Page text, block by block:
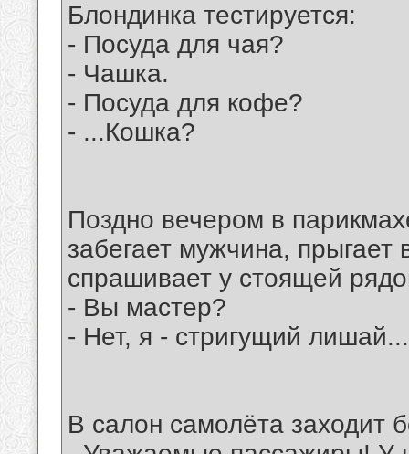
Блондинка тестируется:
- Посуда для чая?
- Чашка.
- Посуда для кофе?
- ...Кошка?
Поздно вечером в
забегает мужчина, прыгает
спрашивает у стоящей
- Вы мастер?
- Нет, я - стригущий
В салон самолёта заходит